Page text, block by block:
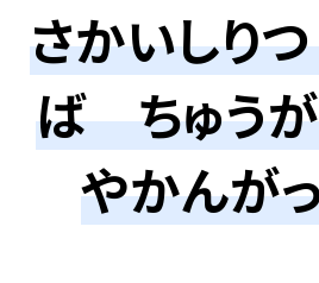
さかいしり
ば ちゅう
やかんが